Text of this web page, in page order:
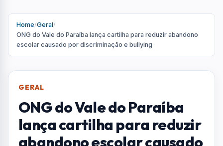
bullying
Publicação das Mães pela Diversidade chega
primeiro às escolas da região e aponta que
Por Redação
Portal AquiVale
Publicado em 28 de junho de 2026